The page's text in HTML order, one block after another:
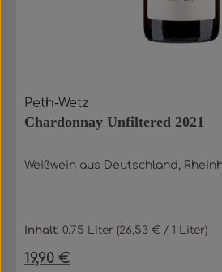
Peth-Wetz
Chardonnay Unfiltered 2021
Weißwein aus Deutschland,
Inhalt:0.75 Liter (26,53 € / 1 Liter)
Regulärer Preis:
19,90 €